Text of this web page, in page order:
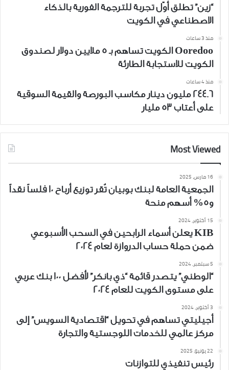
“زين” تطلق أوّل تجربة للترجمة الفورية بالذكاء
الاصطناعي في الكويت
منذ 3 ساعات
Ooredoo الكويت تساهم بـ 5 ملايين دولار لصندوق
الكويت للاستجابة الطارئة
منذ 4 ساعات
244.6 مليون دينار مكاسب البورصة والقيمة السوقية
على أعتاب 53 مليار
Most Viewed
16 مارس، 2025
الجمعية العامة لبنك بوبيان تُقر توزيع أرباح 10 فلساً نقداً
و5% أسهم منحة
15 أكتوبر، 2024
KIB يعلن أسماء الرابحين في السحب الأسبوعي
ضمن حملة حساب الدروازة لعام 2024
5 سبتمبر، 2024
“الوطني” يتصدر قائمة “ذي بانكر” لأفضل 100 بنك عربي
على مستوى الكويت للعام 2024
3 أكتوبر، 2024
أجيليتي تساهم في تحويل “اقتصادية السويس” إلى
مركز عالمي للخدمات اللوجستية والتجارة
22 يونيو، 2025
رئيس تنفيذي للتوازنات